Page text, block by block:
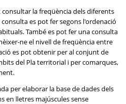
consultar la freqüència dels diferents
es pot fer segons l'ordenació
També es pot fer una consulta
ne el nivell de freqüència entre
es pot obtenir per al conjunt de
del Pla territorial i per comarques,
per elaborar la base de dades dels
en lletres majúscules sense